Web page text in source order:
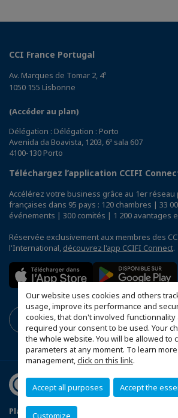
Our website uses cookies and others
usage, improve its performance and
cookies, that don't involved functionnality
required your consent to be used. Your
the whole website. You will be allowed to
parameters at any moment. To learn
management,click on this link.
Accept all purposes Accept the
Customize
CCI France Portugal
Av. Marques de Tomar 2, 4º
1050 155 Lisbonne
(Accéder au plan)
Délégation : Délégation : Porto
Avenida da Boavista, 1203, 6º sala 607
4100-130 Porto
Téléchargez l’application CCIFI
Accélérez votre business grâce au 1er
françaises dans 95 pays : 120 chambres | 33
événements | 300 comités | 1 200 avantages
Réservée exclusivement aux membres des
l'International, découvrez l'app CCIFI Connect.
Plan du site Mentions légales